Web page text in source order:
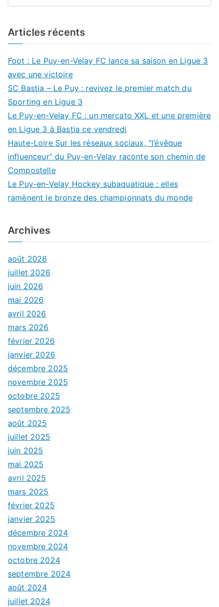
Articles récents
Foot : Le Puy-en-Velay FC lance sa saison en Ligue 3
avec une victoire
SC Bastia – Le Puy : revivez le premier match du
Sporting en Ligue 3
Le Puy-en-Velay FC : un mercato XXL et une première
en Ligue 3 à Bastia ce vendredi
Haute-Loire Sur les réseaux sociaux, “l’évêque
influenceur” du Puy-en-Velay raconte son chemin de
Compostelle
Le Puy-en-Velay Hockey subaquatique : elles
ramènent le bronze des championnats du monde
Archives
août 2026
juillet 2026
juin 2026
mai 2026
avril 2026
mars 2026
février 2026
janvier 2026
décembre 2025
novembre 2025
octobre 2025
septembre 2025
août 2025
juillet 2025
juin 2025
mai 2025
avril 2025
mars 2025
février 2025
janvier 2025
décembre 2024
novembre 2024
octobre 2024
septembre 2024
août 2024
juillet 2024